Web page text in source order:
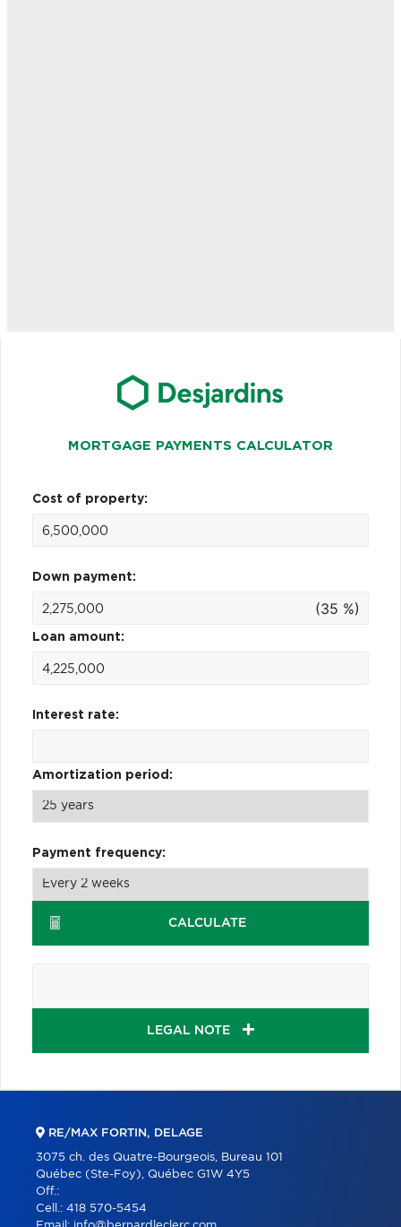
MORTGAGE PAYMENTS CALCULATOR
Cost of property:
Down payment:
(35 %)
Loan amount:
Interest rate:
Amortization period:
Payment frequency:
CALCULATE
LEGAL NOTE
RE/MAX FORTIN, DELAGE
3075 ch. des Quatre-Bourgeois, Bureau 101
Québec (Ste-Foy), Québec G1W 4Y5
Off.:
Cell.: 418 570-5454